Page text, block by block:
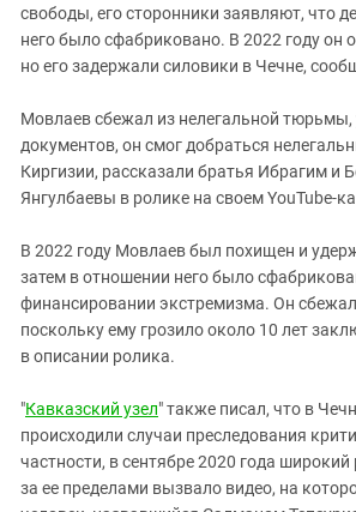
свободы, его сторонники заявляют, что
него было сфабриковано. В 2022 году он
но его задержали силовики в Чечне,
Мовлаев сбежал из нелегальной тюрьмы,
документов, он смог добраться
Киргизии, рассказали братья Ибрагим и
Янгулбаевы в ролике на своем YouTube-
В 2022 году Мовлаев был похищен и
затем в отношении него было
финансировании экстремизма. Он
поскольку ему грозило около 10 лет
в описании ролика.
"Кавказский узел" также писал, что в
происходили случаи преследования
частности, в сентябре 2020 года широкий
за ее пределами вызвало видео, на